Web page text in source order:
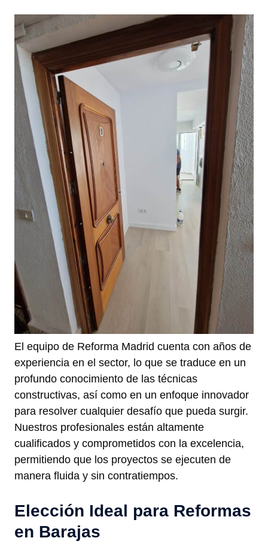
El equipo de Reforma Madrid cuenta con años de
experiencia en el sector, lo que se traduce en un
profundo conocimiento de las técnicas
constructivas, así como en un enfoque innovador
para resolver cualquier desafío que pueda surgir.
Nuestros profesionales están altamente
cualificados y comprometidos con la excelencia,
permitiendo que los proyectos se ejecuten de
manera fluida y sin contratiempos.
Elección Ideal para Reformas
en Barajas